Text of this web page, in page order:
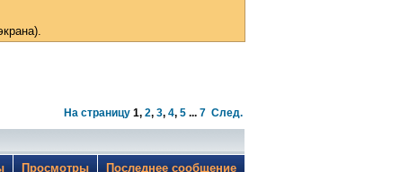
На страницу 1, 2, 3, 4, 5 ... 7 След.
Просмотры Последнее сообщение